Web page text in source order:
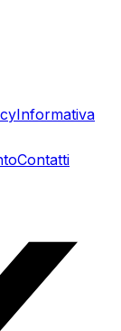
Informativa
Contatti